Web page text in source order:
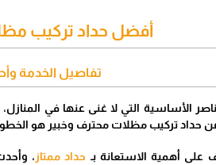
أفضل حداد تركيب
تفاصيل الخدمة
الأساسية التي لا غنى عنها في
تركيب مظلات محترف وخبير هو الخطوة
أهمية الاستعانة بـ حداد ممتاز ،